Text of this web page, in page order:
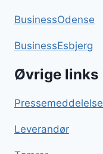
BusinessOdense
BusinessEsbjerg
Øvrige links
Pressemeddelelse
Leverandør